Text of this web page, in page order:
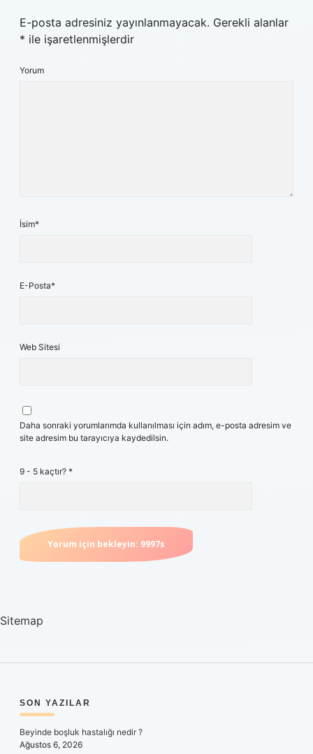
E-posta adresiniz yayınlanmayacak. Gerekli alanlar
* ile işaretlenmişlerdir
Yorum
İsim*
E-Posta*
Web Sitesi
Daha sonraki yorumlarımda kullanılması için adım, e-posta adresim ve
site adresim bu tarayıcıya kaydedilsin.
9 - 5 kaçtır? *
Sitemap
SIDEBAR
SON YAZILAR
Beyinde boşluk hastalığı nedir ?
Ağustos 6, 2026